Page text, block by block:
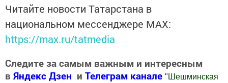
Читайте новости Татарстана в
национальном мессенджере MАХ:
https://max.ru/tatmedia
Следите за самым важным и интересным
в Яндекс Дзен и Телеграм канале " Шешминская